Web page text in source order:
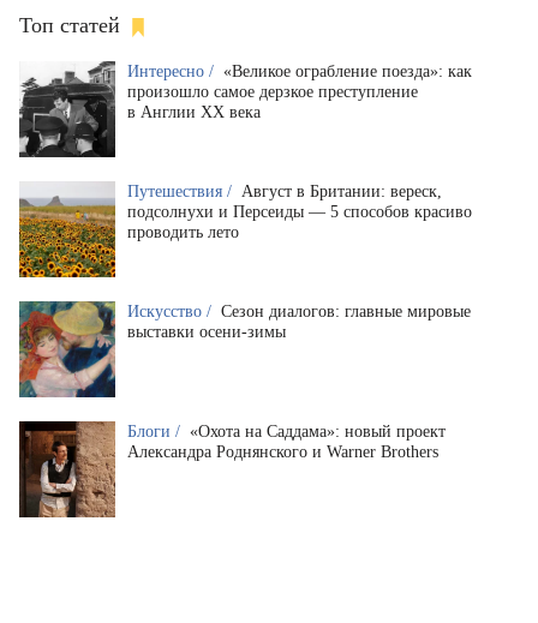
Топ статей
Интересно / «Великое ограбление поезда»: как
произошло самое дерзкое преступление
в Англии XX века
Путешествия / Август в Британии: вереск,
подсолнухи и Персеиды — 5 способов красиво
проводить лето
Искусство / Сезон диалогов: главные мировые
выставки осени-зимы
Блоги / «Охота на Саддама»: новый проект
Александра Роднянского и Warner Brothers